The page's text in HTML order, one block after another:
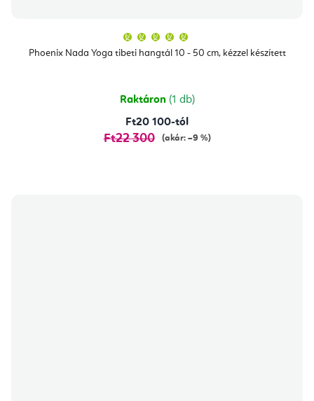
Phoenix Nada Yoga tibeti hangtál 10 - 50 cm, kézzel készített
átlagos
értékelése
csillag.
Raktáron (1 db)
Ft20 100-tól
Ft22 300 (akár: –9 %)